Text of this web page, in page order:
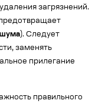
загрязнений.
шума). Следует
заменять
прилегание
правильного